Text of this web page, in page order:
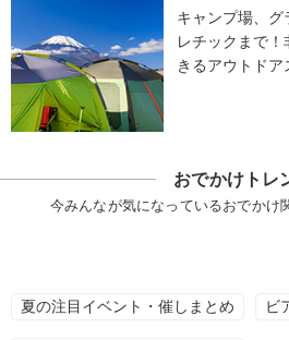
キャンプ場、グ
レチックまで
きるアウトド
おでかけトレ
今みんなが気になっているおでかけ
夏の注目イベント・催しまとめ ビ